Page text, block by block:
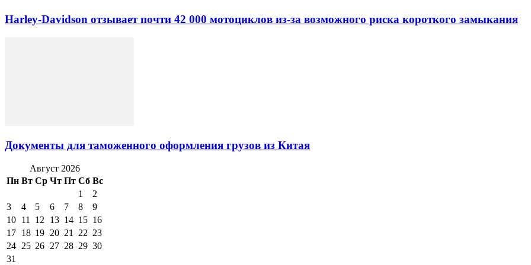
Harley-Davidson отзывает почти 42 000 мотоциклов из-за возможного риска короткого замыкания
Документы для таможенного оформления грузов из Китая
Август 2026
Пн Вт Ср Чт Пт Сб Вс
1
2
3
4 5 6 7 8
9
10 11 12 13 14 15 16
17 18 19 20 21 22 23
24 25 26 27 28 29 30
31